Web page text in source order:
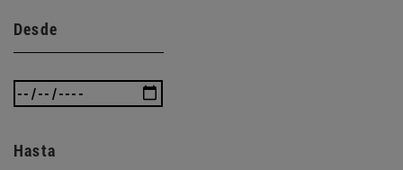
Desde
Hasta